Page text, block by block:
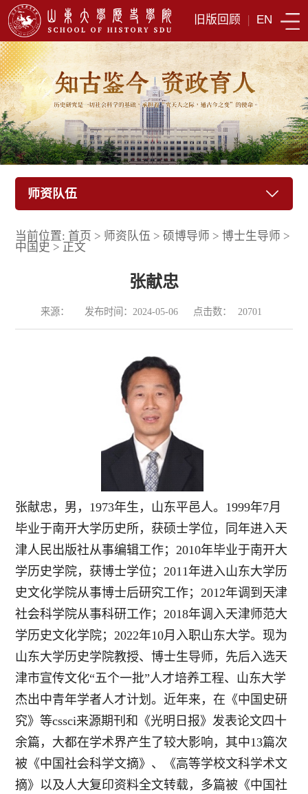
旧版回顾 | EN
师资队伍
当前位置: 首页 > 师资队伍 >硕博导师 >博士生导师 >
中国史 > 正文
张献忠
来源： 发布时间：2024-05-06 点击数： 20701
张献忠，男，1973年生，山东平邑人。1999年7月
毕业于南开大学历史所，获硕士学位，同年进入天
津人民出版社从事编辑工作；2010年毕业于南开大
学历史学院，获博士学位；2011年进入山东大学历
史文化学院从事博士后研究工作；2012年调到天津
社会科学院从事科研工作；2018年调入天津师范大
学历史文化学院；2022年10月入职山东大学。现为
山东大学历史学院教授、博士生导师，先后入选天
津市宣传文化“五个一批”人才培养工程、山东大学
杰出中青年学者人才计划。近年来，在《中国史研
究》等cssci来源期刊和《光明日报》发表论文四十
余篇，大都在学术界产生了较大影响，其中13篇次
被《中国社会科学文摘》、《高等学校文科学术文
摘》以及人大复印资料全文转载，多篇被《中国社